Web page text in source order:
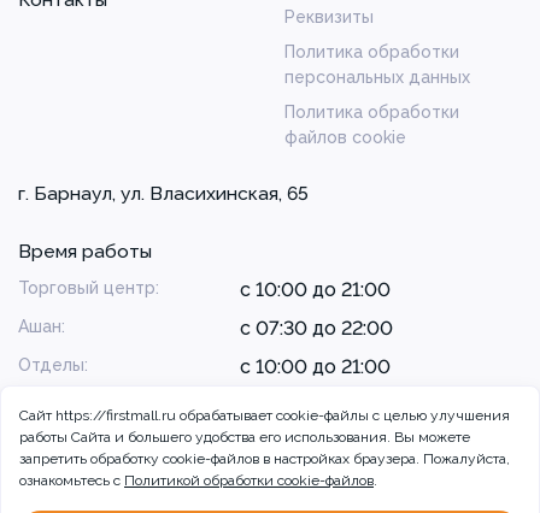
Реквизиты
Политика обработки
персональных данных
Политика обработки
файлов cookie
г. Барнаул, ул. Власихинская, 65
Время работы
Торговый центр: с 10:00 до 21:00
Ашан: с 07:30 до 22:00
Отделы: с 10:00 до 21:00
Сайт https://firstmall.ru обрабатывает cookie-файлы с целью улучшения
работы Сайта и большего удобства его использования. Вы можете
запретить обработку сookie-файлов в настройках браузера. Пожалуйста,
ознакомьтесь с Политикой обработки cookie-файлов.